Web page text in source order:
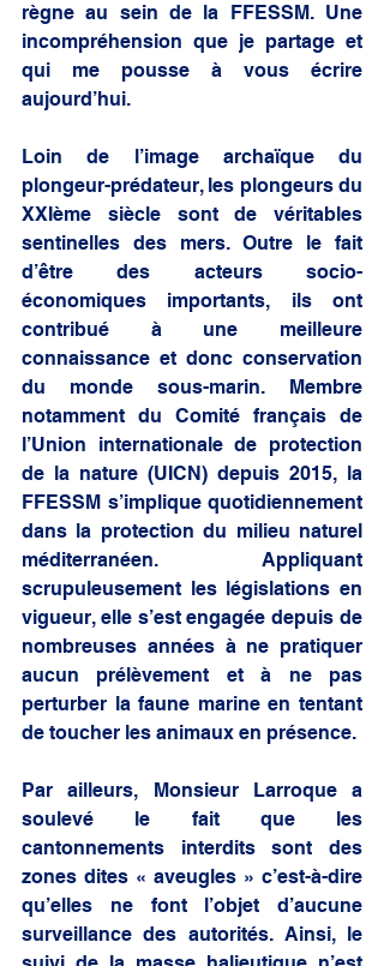
règne au sein de la FFESSM. Une
incompréhension que je partage et
qui me pousse à vous écrire
aujourd’hui.
Loin de l’image archaïque du
plongeur-prédateur, les plongeurs du
XXIème siècle sont de véritables
sentinelles des mers. Outre le fait
d’être des acteurs socio-
économiques importants, ils ont
contribué à une meilleure
connaissance et donc conservation
du monde sous-marin. Membre
notamment du Comité français de
l’Union internationale de protection
de la nature (UICN) depuis 2015, la
FFESSM s’implique quotidiennement
dans la protection du milieu naturel
méditerranéen. Appliquant
scrupuleusement les législations en
vigueur, elle s’est engagée depuis de
nombreuses années à ne pratiquer
aucun prélèvement et à ne pas
perturber la faune marine en tentant
de toucher les animaux en présence.
Par ailleurs, Monsieur Larroque a
soulevé le fait que les
cantonnements interdits sont des
zones dites « aveugles » c’est-à-dire
qu’elles ne font l’objet d’aucune
surveillance des autorités. Ainsi, le